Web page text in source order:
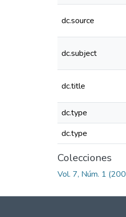
dc.source
dc.subject
dc.title
dc.type
dc.type
Colecciones
Vol. 7, Núm. 1